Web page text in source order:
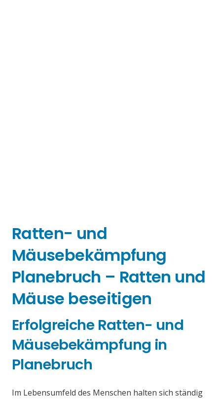
Ratten- und
Mäusebekämpfung
Planebruch – Ratten und
Mäuse beseitigen
Erfolgreiche Ratten- und
Mäusebekämpfung in
Planebruch
Im Lebensumfeld des Menschen halten sich ständig